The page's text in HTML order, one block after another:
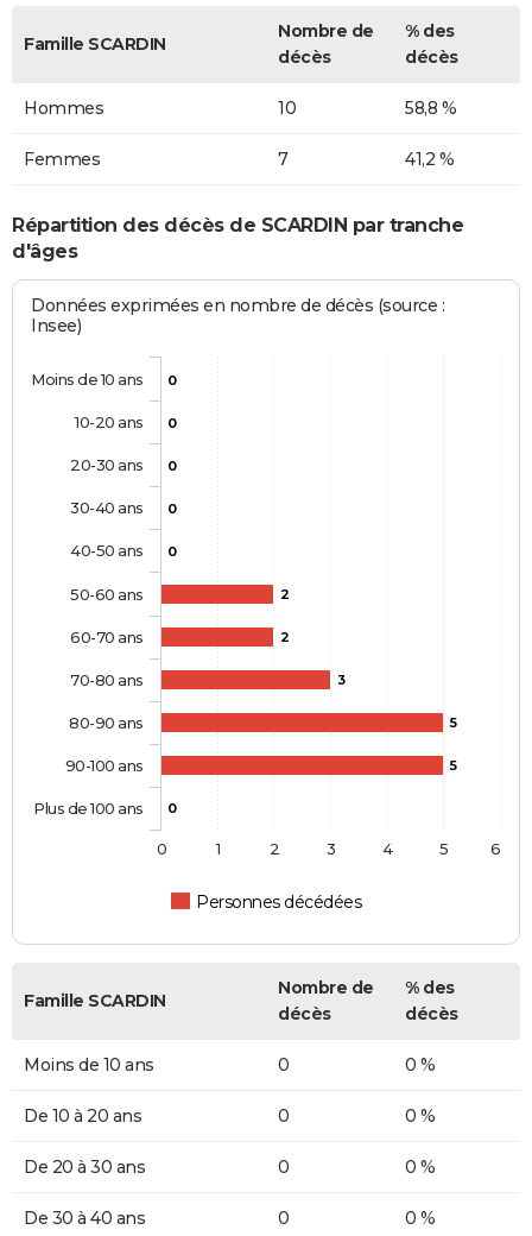
Famille SCARDIN
Nombre de
décès
% des
décès
Hommes 10 58,8 %
Femmes 7 41,2 %
Répartition des décès de SCARDIN par tranche
d'âges
Données exprimées en nombre de décès (source :
Insee)
0
0
0
0
0
2
2
3
5
5
0
Personnes décédées
Moins de 10 ans
10-20 ans
20-30 ans
30-40 ans
40-50 ans
50-60 ans
60-70 ans
70-80 ans
80-90 ans
90-100 ans
Plus de 100 ans
0 1 2 3 4 5 6
Famille SCARDIN
Nombre de
décès
% des
décès
Moins de 10 ans 0 0 %
De 10 à 20 ans 0 0 %
De 20 à 30 ans 0 0 %
De 30 à 40 ans 0 0 %